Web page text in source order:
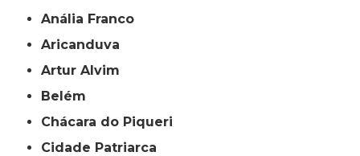
Anália Franco
Aricanduva
Artur Alvim
Belém
Chácara do Piqueri
Cidade Patriarca